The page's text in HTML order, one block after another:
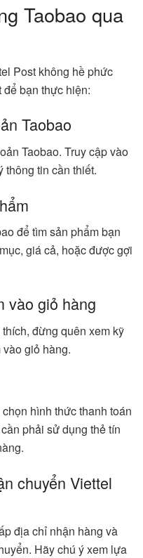
Taobao qua
Post không hề phức
bạn thực hiện:
Taobao
Taobao. Truy cập vào
thông tin cần thiết.
để tìm sản phẩm bạn
giá cả, hoặc được gợi
vào giỏ hàng
đừng quên xem kỹ
giỏ hàng.
hình thức thanh toán
phải sử dụng thẻ tín
chuyển Viettel
địa chỉ nhận hàng và
Hãy chú ý xem lựa